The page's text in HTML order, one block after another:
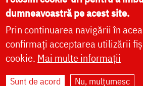
LIVE
Site dezvoltat de
dumneavoastră pe acest site.
Prin continuarea navigării în
confirmați acceptarea utilizării
cookie. Mai multe informații
Sunt de acord Nu, mulțumesc